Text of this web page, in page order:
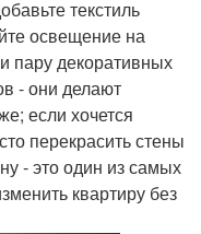
текстиль
освещение на
пару декоративных
- они делают
если хочется
перекрасить стены
- это один из самых
квартиру без